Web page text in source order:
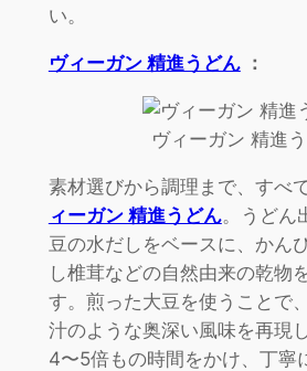
い。
ヴィーガン 精進うどん：
ヴィーガン 精進
素材選びから調理まで、すべ
ィーガン 精進うどん。うどん
豆の水だしをベースに、かん
し椎茸などの自然由来の乾物
す。煎った大豆を使うことで
汁のような奥深い風味を再現
4〜5倍もの時間をかけ、丁寧